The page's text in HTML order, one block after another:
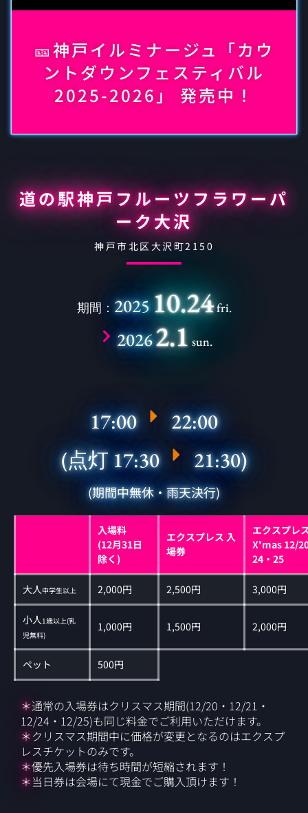
🎫神戸イルミナージュ「カウ
ントダウンフェスティバル
2025-2026」 発売中！
道の駅神戸フルーツフラワーパ
ーク大沢
神戸市北区大沢町2150
期間： 202510.24fri.
20262.1 sun.
17:00
22:00
(点灯 17:30
21:30)
(期間中無休・雨天決行)
入場料
(12月31日
除く)
エクスプレス 入
場券
エクスプレ
X'mas 12/
24・25
大人 中学生以上 2,000円 2,500円 3,000円
小人 1歳以上(乳
児無料)
1,000円 1,500円 2,000円
ペット 500円
＊通常の入場券はクリスマス期間(12/20・12/21・
12/24・12/25)も同じ料金でご利用いただけます。
＊クリスマス期間中に価格が変更となるのはエクスプ
レスチケットのみです。
＊優先入場券は待ち時間が短縮されます！
＊当日券は会場にて現金でご購入頂けます！